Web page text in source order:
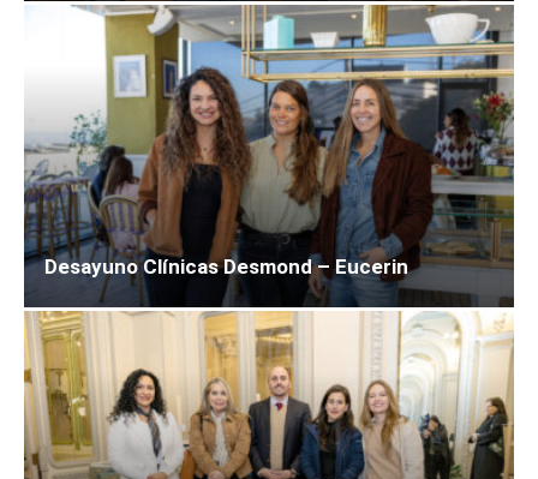
Desayuno Clínicas Desmond – Eucerin